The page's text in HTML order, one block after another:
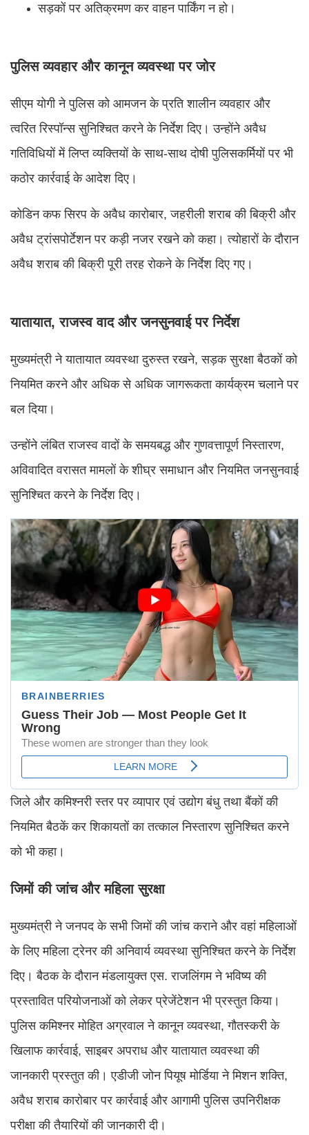
सड़कों पर अतिक्रमण कर वाहन पार्किंग न हो।
पुलिस व्यवहार और कानून व्यवस्था पर जोर
सीएम योगी ने पुलिस को आमजन के प्रति शालीन व्यवहार और
त्वरित रिस्पॉन्स सुनिश्चित करने के निर्देश दिए। उन्होंने अवैध
गतिविधियों में लिप्त व्यक्तियों के साथ-साथ दोषी पुलिसकर्मियों पर भी
कठोर कार्रवाई के आदेश दिए।
कोडिन कफ सिरप के अवैध कारोबार, जहरीली शराब की बिक्री और
अवैध ट्रांसपोर्टेशन पर कड़ी नजर रखने को कहा। त्योहारों के दौरान
अवैध शराब की बिक्री पूरी तरह रोकने के निर्देश दिए गए।
यातायात, राजस्व वाद और जनसुनवाई पर निर्देश
मुख्यमंत्री ने यातायात व्यवस्था दुरुस्त रखने, सड़क सुरक्षा बैठकों को
नियमित करने और अधिक से अधिक जागरूकता कार्यक्रम चलाने पर
बल दिया।
उन्होंने लंबित राजस्व वादों के समयबद्ध और गुणवत्तापूर्ण निस्तारण,
अविवादित वरासत मामलों के शीघ्र समाधान और नियमित जनसुनवाई
सुनिश्चित करने के निर्देश दिए।
जिले और कमिश्नरी स्तर पर व्यापार एवं उद्योग बंधु तथा बैंकों की
नियमित बैठकें कर शिकायतों का तत्काल निस्तारण सुनिश्चित करने
को भी कहा।
जिमों की जांच और महिला सुरक्षा
मुख्यमंत्री ने जनपद के सभी जिमों की जांच कराने और वहां महिलाओं
के लिए महिला ट्रेनर की अनिवार्य व्यवस्था सुनिश्चित करने के निर्देश
दिए। बैठक के दौरान मंडलायुक्त एस. राजलिंगम ने भविष्य की
प्रस्तावित परियोजनाओं को लेकर प्रेजेंटेशन भी प्रस्तुत किया।
पुलिस कमिश्नर मोहित अग्रवाल ने कानून व्यवस्था, गौतस्करी के
खिलाफ कार्रवाई, साइबर अपराध और यातायात व्यवस्था की
जानकारी प्रस्तुत की। एडीजी जोन पियूष मोर्डिया ने मिशन शक्ति,
अवैध शराब कारोबार पर कार्रवाई और आगामी पुलिस उपनिरीक्षक
परीक्षा की तैयारियों की जानकारी दी।